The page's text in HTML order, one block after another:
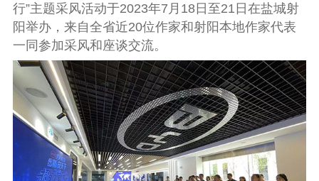
行”主题采风活动于2023年7 月 18日至21 日在盐城射
阳举办， 来自全省近20位作家和射阳本地作家代表
一同参加采风和座谈交流。